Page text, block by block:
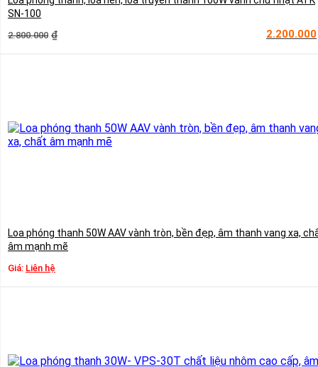
SN-100
2.800.000 ₫Giá
2.200.000
Giá
Loa phóng thanh 50W AAV vành tròn, bền đẹp, âm thanh vang xa,
âm mạnh mẽ
Giá: Liên hệ